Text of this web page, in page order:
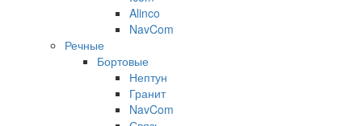
Alinco
NavCom
Речные
Бортовые
Нептун
Гранит
NavCom